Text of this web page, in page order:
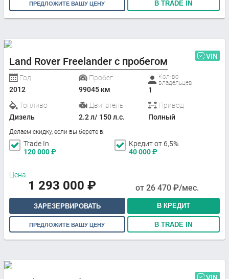
ПРЕДЛОЖИТЕ ВАШУ ЦЕНУ В TRADE IN
Land Rover Freelander с пробегом VIN
Год
2012
Пробег
99045 км
Кол-во
владельцев
1
Топливо
Дизель
Двигатель
2.2 л/ 150 л.с.
Привод
Полный
Делаем скидку, если вы берете в:
Trade In
120 000₽
Кредит от 6,5%
40 000₽
Цена:
1 293 000 ₽ от 26 470 ₽/мес.
ЗАРЕЗЕРВИРОВАТЬ В КРЕДИТ
ПРЕДЛОЖИТЕ ВАШУ ЦЕНУ В TRADE IN